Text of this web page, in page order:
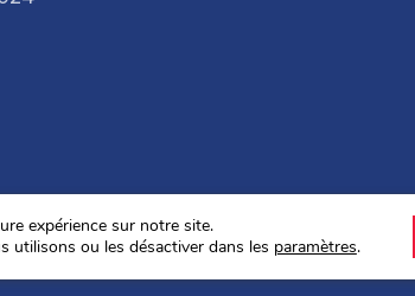
expérience sur notre site.
utilisons ou les désactiver dans les paramètres.